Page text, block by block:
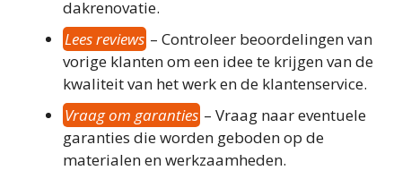
dakrenovatie.
Lees reviews – Controleer beoordelingen van
vorige klanten om een idee te krijgen van de
kwaliteit van het werk en de klantenservice.
Vraag om garanties – Vraag naar eventuele
garanties die worden geboden op de
materialen en werkzaamheden.